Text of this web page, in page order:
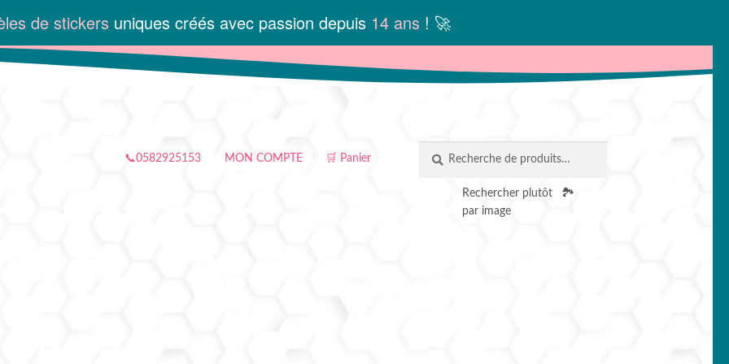
de stickers uniques créés avec passion depuis 14 ans ! 🚀
📞0582925153 MON COMPTE 🛒 Panier
pour :
RECHERCHE
Rechercher plutôt
par image
🏞️